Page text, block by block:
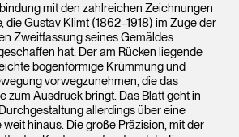
mit den zahlreichen Zeichnungen
die Gustav Klimt (1862–1918) im Zuge der
Zweitfassung seines Gemäldes
hat. Der am Rücken liegende
bogenförmige Krümmung und
vorwegzunehmen, die das
zum Ausdruck bringt. Das Blatt geht in
allerdings über eine
hinaus. Die große Präzision, mit der